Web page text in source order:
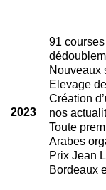
2023
91
Nouveaux
Elevage
Création
nos
Toute
Arabes
Prix Jean
Bordeaux